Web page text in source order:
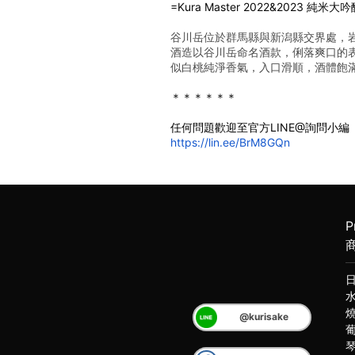
=Kura Master 2022&2023 純米大吟
谷川岳位於群馬縣與新潟縣交界處，
酒造以谷川岳命名酒款，俐落爽口
似白桃純淨香氣，入口滑順，酒體飽
＊＊＊＊＊＊
任何問題歡迎至官方LINE@詢問小編
https://lin.ee/BrM8GQn
@kurisake